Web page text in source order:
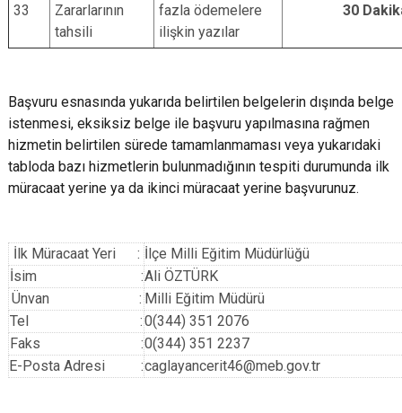
33
Zararlarının
tahsili
fazla ödemelere
ilişkin yazılar
30
Başvuru esnasında yukarıda belirtilen belgelerin dışında belge
istenmesi, eksiksiz belge ile başvuru yapılmasına rağmen
hizmetin belirtilen sürede tamamlanmaması veya yukarıdaki
tabloda bazı hizmetlerin bulunmadığının tespiti durumunda ilk
müracaat yerine ya da ikinci müracaat yerine başvurunuz.
İlk Müracaat Yeri : İlçe Milli Eğitim
İsim :Ali ÖZTÜRK
Ünvan : Milli Eğitim Müdürü
Tel :0(344) 351 2076
Faks :0(344) 351 2237
E-Posta Adresi :